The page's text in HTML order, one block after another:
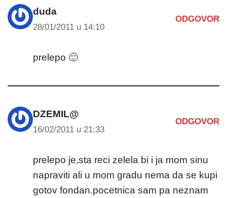
duda
28/01/2011 u 14:10
ODGOVOR
prelepo 🙂
DZEMIL@
16/02/2011 u 21:33
ODGOVOR
prelepo je,sta reci zelela bi i ja mom sinu
napraviti ali u mom gradu nema da se kupi
gotov fondan.pocetnica sam pa neznam